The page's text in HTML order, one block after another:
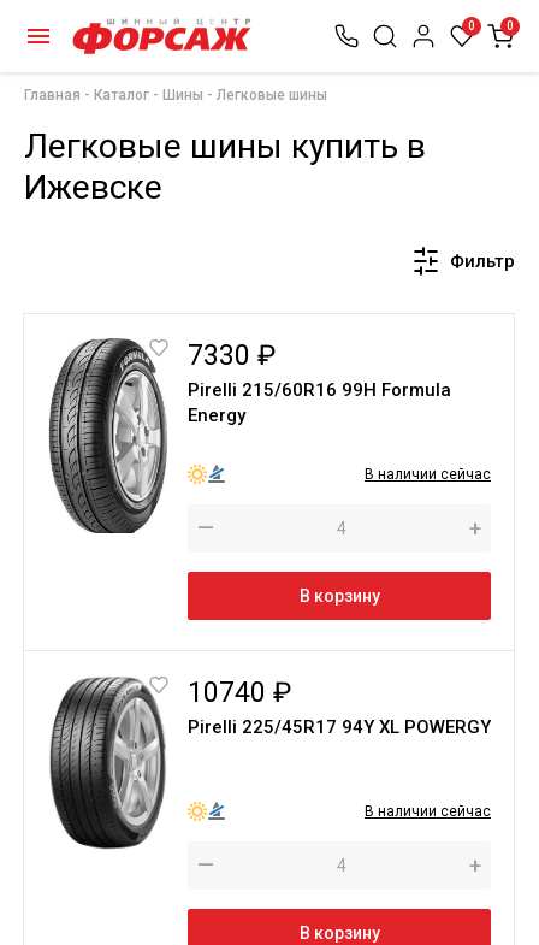
0 0
Главная Каталог Шины Легковые шины
Легковые шины купить в
Ижевске
Фильтр
7330 ₽
Pirelli 215/60R16 99H Formula
Energy
В наличии сейчас
— +
В корзину
10740 ₽
Pirelli 225/45R17 94Y XL POWERGY
В наличии сейчас
— +
В корзину